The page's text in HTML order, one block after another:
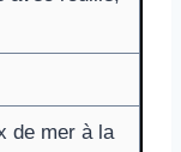
de mer à la